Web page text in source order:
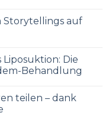
Storytellings auf
Die
Behandlung
teilen – dank